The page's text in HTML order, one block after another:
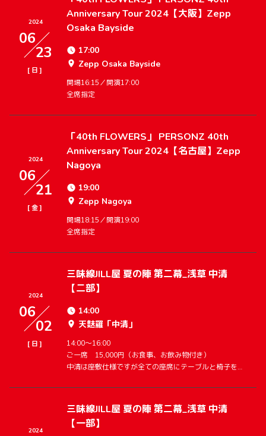
2024
06
23
[ 日]
Anniversary Tour 2024【大阪】Zepp
Osaka Bayside
17:00
Zepp Osaka Bayside
開場16:15／開演17:00
全席指定
2024
06
21
[ 金]
「40th FLOWERS」 PERSONZ 40th
Anniversary Tour 2024【名古屋】Zepp
Nagoya
19:00
Zepp Nagoya
開場18:15／開演19:00
全席指定
2024
06
02
[ 日]
三味線JILL屋 夏の陣 第二幕_浅草 中清
【二部】
14:00
天麩羅「中清」
14:00～16:00
ご一席 15,000円（お食事、お飲み物付き）
中清は座敷仕様ですが全ての座席にテーブルと椅子をご用意致します。
2024
三味線JILL屋 夏の陣 第二幕_浅草 中清
【一部】